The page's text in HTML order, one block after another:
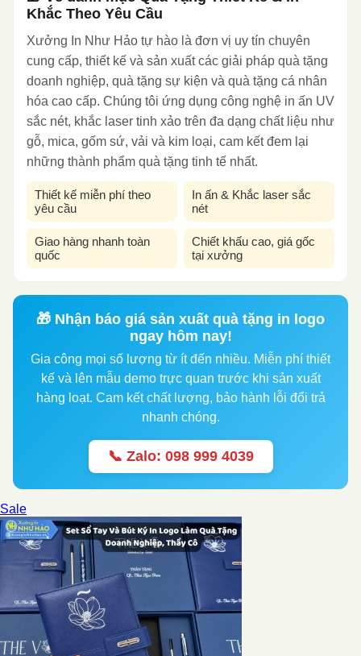
Khắc Theo Yêu Cầu
Xưởng In Như Hảo tự hào là đơn vị uy tín chuyên
cung cấp, thiết kế và sản xuất các giải pháp quà tặng
doanh nghiệp, quà tặng sự kiện và quà tặng cá nhân
hóa cao cấp. Chúng tôi ứng dụng công nghệ in ấn UV
sắc nét, khắc laser tinh xảo trên đa dạng chất liệu như
gỗ, mica, gốm sứ, vải và kim loại, cam kết đem lại
những thành phẩm quà tặng tinh tế nhất.
Thiết kế miễn phí theo
yêu cầu
In ấn & Khắc laser sắc
nét
Giao hàng nhanh toàn
quốc
Chiết khấu cao, giá gốc
tại xưởng
🎁 Nhận báo giá sản xuất quà tặng in logo
ngay hôm nay!
Gia công mọi số lượng từ ít đến nhiều. Miễn phí thiết
kế và lên mẫu demo trực quan trước khi sản xuất
hàng loạt. Cam kết chất lượng, bảo hành lỗi đổi trả
nhanh chóng.
📞 Zalo: 098 999 4039
Sale